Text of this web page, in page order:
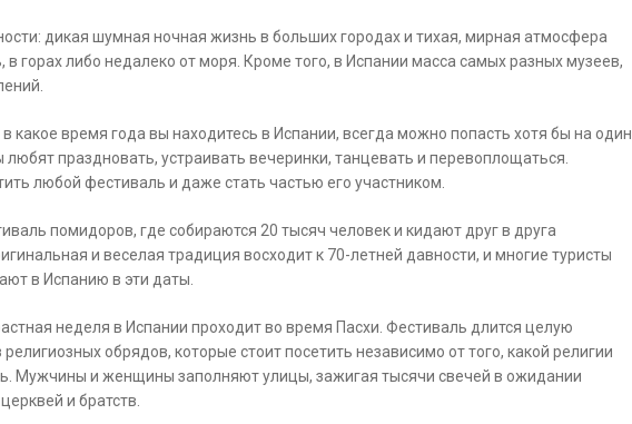
дикая шумная ночная жизнь в больших городах и тихая, мирная атмосфера
в горах либо недалеко от моря. Кроме того, в Испании масса самых разных музеев,
в какое время года вы находитесь в Испании, всегда можно попасть хотя бы на один
праздновать, устраивать вечеринки, танцевать и перевоплощаться.
любой фестиваль и даже стать частью его участником.
помидоров, где собираются 20 тысяч человек и кидают друг в друга
и веселая традиция восходит к 70-летней давности, и многие туристы
в Испанию в эти даты.
неделя в Испании проходит во время Пасхи. Фестиваль длится целую
обрядов, которые стоит посетить независимо от того, какой религии
Мужчины и женщины заполняют улицы, зажигая тысячи свечей в ожидании
и братств.